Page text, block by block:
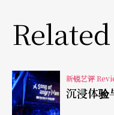
新锐艺评
沉浸体验